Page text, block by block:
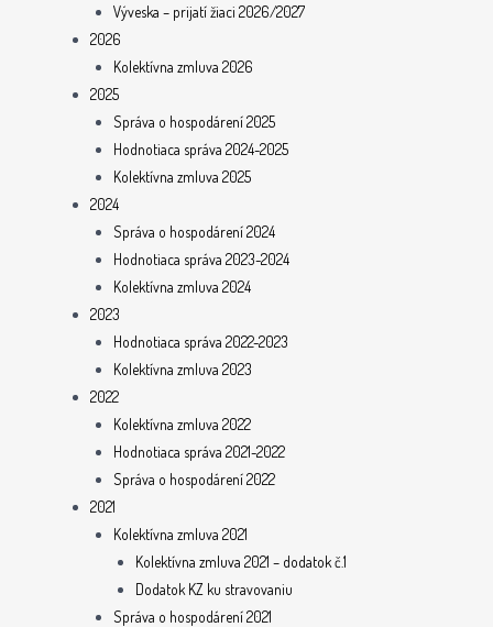
Výveska – prijatí žiaci 2026/2027
2026
Kolektívna zmluva 2026
2025
Správa o hospodárení 2025
Hodnotiaca správa 2024-2025
Kolektívna zmluva 2025
2024
Správa o hospodárení 2024
Hodnotiaca správa 2023-2024
Kolektívna zmluva 2024
2023
Hodnotiaca správa 2022-2023
Kolektívna zmluva 2023
2022
Kolektívna zmluva 2022
Hodnotiaca správa 2021-2022
Správa o hospodárení 2022
2021
Kolektívna zmluva 2021
Kolektívna zmluva 2021 – dodatok č.1
Dodatok KZ ku stravovaniu
Správa o hospodárení 2021